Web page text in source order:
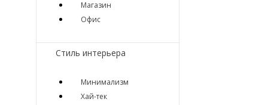
Магазин
Офис
Стиль интерьера
Минимализм
Хай-тек